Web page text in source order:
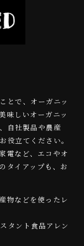
とで、オーガニッ
味しいオーガニッ
自社製品や農産
役立てください。
電など、エコやオ
タイアップも、お
物などを使ったレ
タント食品アレン